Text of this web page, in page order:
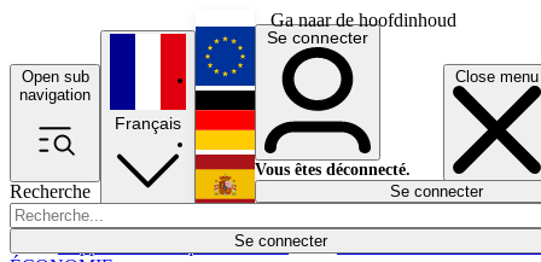
Ga naar de hoofdinhoud
Open sub
navigation
Close menu
Recherche
Se connecter
Économie
Français
English
Deutsch
Español
Se connecter
Vous êtes déconnecté.
Se connecter